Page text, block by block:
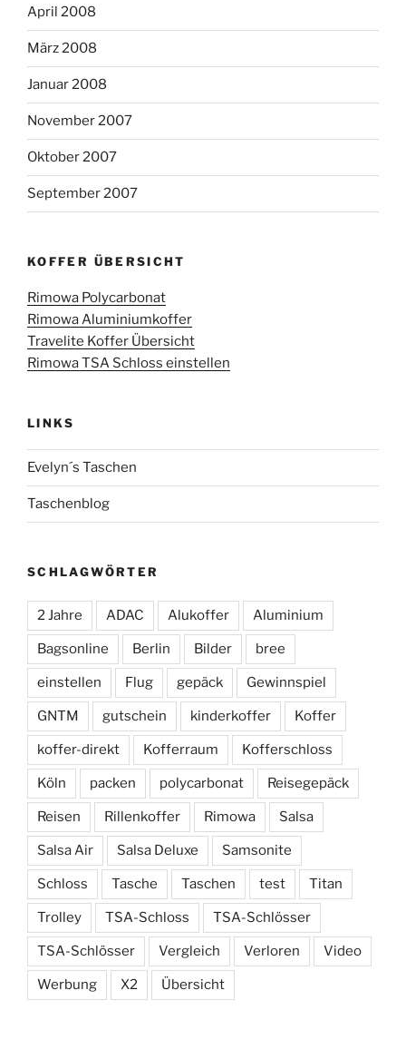
April 2008
März 2008
Januar 2008
November 2007
Oktober 2007
September 2007
KOFFER ÜBERSICHT
Rimowa Polycarbonat
Rimowa Aluminiumkoffer
Travelite Koffer Übersicht
Rimowa TSA Schloss einstellen
LINKS
Evelyn´s Taschen
Taschenblog
SCHLAGWÖRTER
2 Jahre ADAC Alukoffer Aluminium
Bagsonline Berlin Bilder bree
einstellen Flug gepäck Gewinnspiel
GNTM gutschein kinderkoffer Koffer
koffer-direkt Kofferraum Kofferschloss
Köln packen polycarbonat Reisegepäck
Reisen Rillenkoffer Rimowa Salsa
Salsa Air Salsa Deluxe Samsonite
Schloss Tasche Taschen test Titan
Trolley TSA-Schloss TSA-Schlösser
TSA-Schlösser Vergleich Verloren Video
Werbung X2 Übersicht